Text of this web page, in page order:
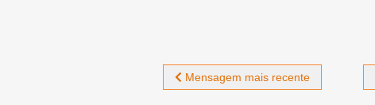
Mensagem mais recente